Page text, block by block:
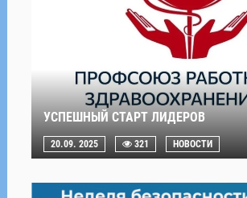
УСПЕШНЫЙ СТАРТ ЛИДЕРОВ
20.09. 2025 321 НОВОСТИ